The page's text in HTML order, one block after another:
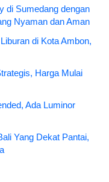
di Sumedang dengan
Nyaman dan Aman
di Kota Ambon,
Harga Mulai
Ada Luminor
Yang Dekat Pantai,